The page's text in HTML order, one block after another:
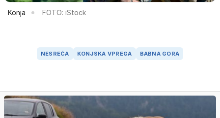
Konja FOTO: iStock
NESREČA KONJSKA VPREGA BABNA GORA